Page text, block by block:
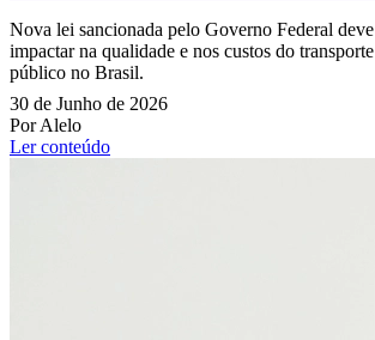
Nova lei sancionada pelo Governo Federal deve
impactar na qualidade e nos custos do transporte
público no Brasil.
30 de Junho de 2026
Por Alelo
Ler conteúdo